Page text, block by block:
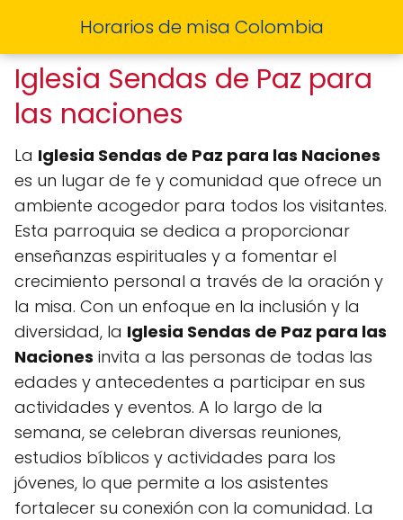
Horarios de misa Colombia
Iglesia Sendas de Paz para
las naciones
La Iglesia Sendas de Paz para las Naciones
es un lugar de fe y comunidad que ofrece un
ambiente acogedor para todos los visitantes.
Esta parroquia se dedica a proporcionar
enseñanzas espirituales y a fomentar el
crecimiento personal a través de la oración y
la misa. Con un enfoque en la inclusión y la
diversidad, la Iglesia Sendas de Paz para las
Naciones invita a las personas de todas las
edades y antecedentes a participar en sus
actividades y eventos. A lo largo de la
semana, se celebran diversas reuniones,
estudios bíblicos y actividades para los
jóvenes, lo que permite a los asistentes
fortalecer su conexión con la comunidad. La